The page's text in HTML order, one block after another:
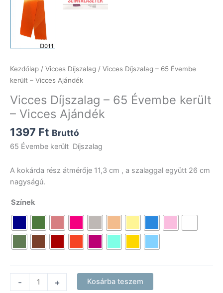
Kezdőlap / Vicces Díjszalag / Vicces Díjszalag – 65 Évembe
került – Vicces Ajándék
Vicces Díjszalag – 65 Évembe került
– Vicces Ajándék
1397 Ft Bruttó
65 Évembe került Díjszalag
A kokárda rész átmérője 11,3 cm , a szalaggal együtt 26 cm
nagyságú.
Színek
-
Díjszalag
+ Kosárba teszem